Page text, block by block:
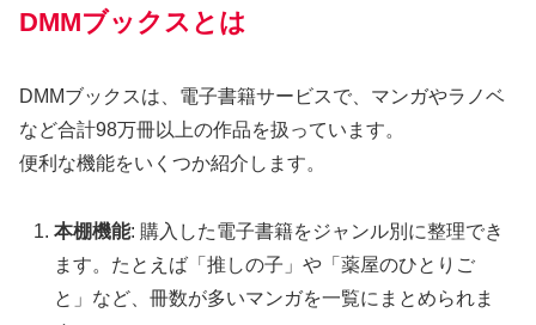
DMMブックスとは
DMMブックスは、電子書籍サービスで、マンガやラノベ
など合計98万冊以上の作品を扱っています。
便利な機能をいくつか紹介します。
本棚機能: 購入した電子書籍をジャンル別に整理でき
ます。たとえば「推しの子」や「薬屋のひとりご
と」など、冊数が多いマンガを一覧にまとめられま